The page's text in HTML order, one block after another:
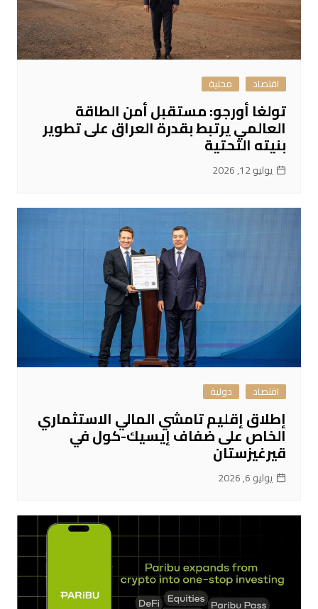
اقتصاد محلية
تولغا أورجو: مستقبل أمن الطاقة
العالمي يرتبط بقدرة العراق على تطوير
بنيته التحتية
يوليو 12, 2026
اقتصاد دولية
إطلاق إقليم تامشي المالي الاستثماري
الخاص على ضفاف إيسيك-كول في
قيرغيزستان
يوليو 6, 2026